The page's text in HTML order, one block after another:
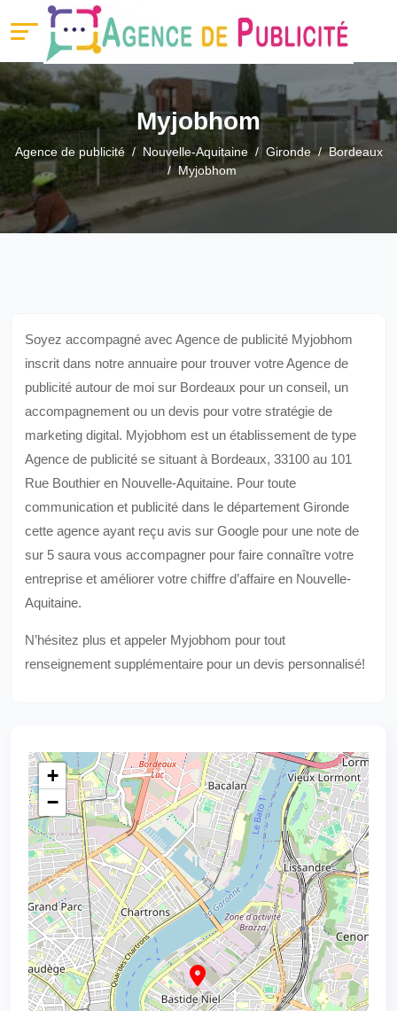
Myjobhom
Agence de publicité Nouvelle-Aquitaine Gironde
Bordeaux
Myjobhom
Soyez accompagné avec Agence de publicité Myjobhom
inscrit dans notre annuaire pour trouver votre Agence de
publicité autour de moi sur Bordeaux pour un conseil, un
accompagnement ou un devis pour votre stratégie de
marketing digital. Myjobhom est un établissement de type
Agence de publicité se situant à Bordeaux, 33100 au 101
Rue Bouthier en Nouvelle-Aquitaine. Pour toute
communication et publicité dans le département Gironde
cette agence ayant reçu avis sur Google pour une note de
sur 5 saura vous accompagner pour faire connaître votre
entreprise et améliorer votre chiffre d’affaire en Nouvelle-
Aquitaine.
N’hésitez plus et appeler Myjobhom pour tout
renseignement supplémentaire pour un devis personnalisé!
+
−